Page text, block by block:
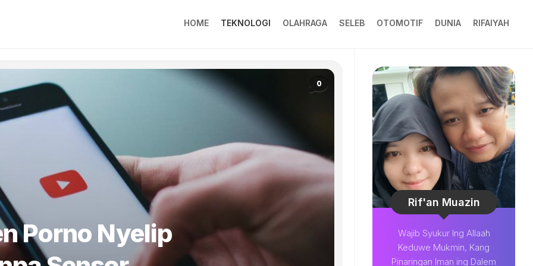
HOME TEKNOLOGI OLAHRAGA SELEB OTOMOTIF DUNIA RIFAIYAH
0
Porno Nyelip
Rif'an Muazin
Wajib Syukur Ing Allaah
Keduwe Mukmin, Kang
Pinaringan Iman ing Dalem